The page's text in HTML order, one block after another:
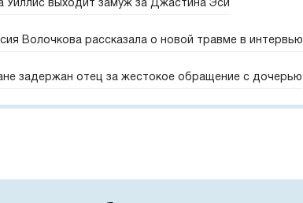
Уиллис выходит замуж за Джастина Эси
Волочкова рассказала о новой травме в интервью
задержан отец за жестокое обращение с дочерью